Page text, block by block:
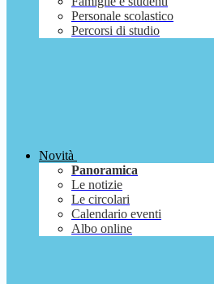
Personale scolastico
Percorsi di studio
Novità
Panoramica
Le notizie
Le circolari
Calendario eventi
Albo online